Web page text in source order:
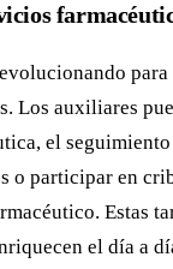
Los auxiliares
el
o participar en
Estas
el día a